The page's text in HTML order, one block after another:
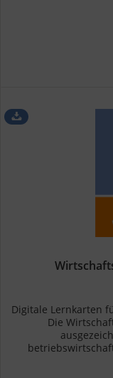
Digitale Lernkarten
Die